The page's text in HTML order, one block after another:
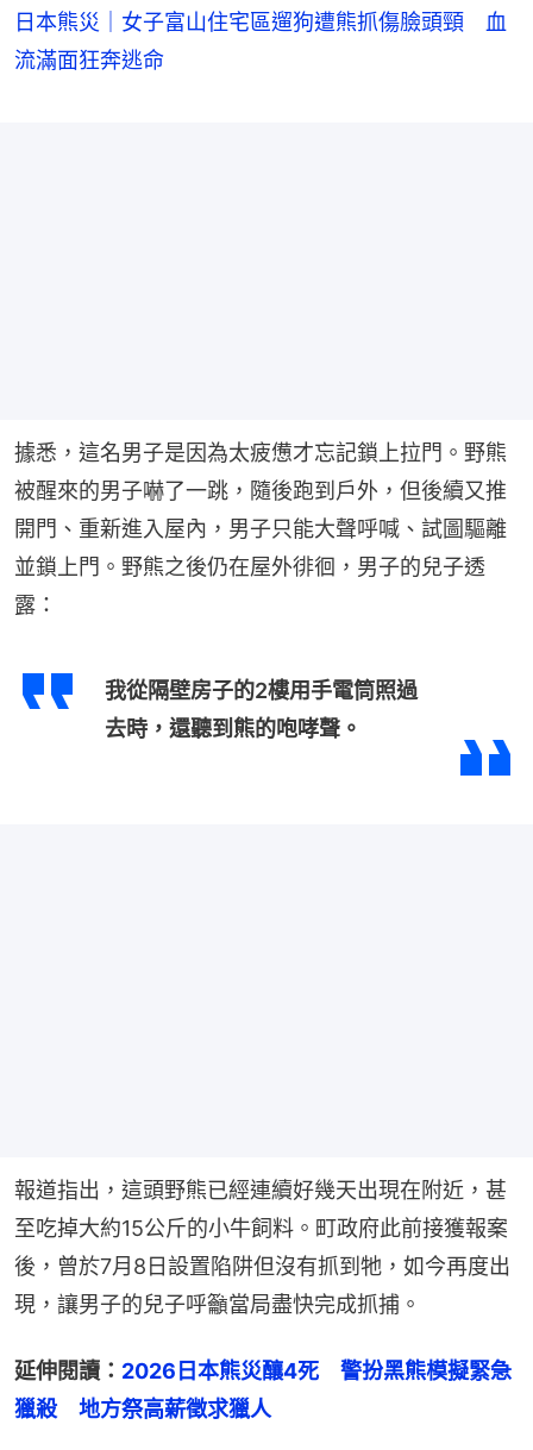
日本熊災｜女子富山住宅區遛狗遭熊抓傷臉頭頸 血
流滿面狂奔逃命
據悉，這名男子是因為太疲憊才忘記鎖上拉門。野熊
被醒來的男子嚇了一跳，隨後跑到戶外，但後續又推
開門、重新進入屋內，男子只能大聲呼喊、試圖驅離
並鎖上門。野熊之後仍在屋外徘徊，男子的兒子透
露：
我從隔壁房子的2樓用手電筒照過
去時，還聽到熊的咆哮聲。
報道指出，這頭野熊已經連續好幾天出現在附近，甚
至吃掉大約15公斤的小牛飼料。町政府此前接獲報案
後，曾於7月8日設置陷阱但沒有抓到牠，如今再度出
現，讓男子的兒子呼籲當局盡快完成抓捕。
延伸閱讀： 2026日本熊災釀4死　警扮黑熊模擬緊急
獵殺　地方祭高薪徵求獵人